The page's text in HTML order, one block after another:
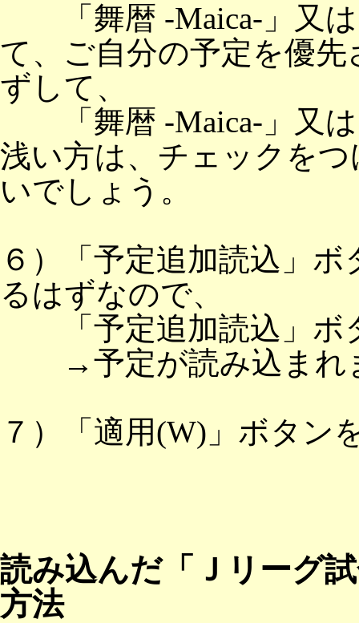
「舞暦 -Maica-」又は
て、ご自分の予定を優
ずして、
「舞暦 -Maica-」又は
浅い方は、チェックを
いでしょう。
６）「予定追加読込」
るはずなので、
「予定追加読込」ボ
→予定が読み込まれ
７）「適用(W)」ボタン
読み込んだ「Ｊリーグ
方法